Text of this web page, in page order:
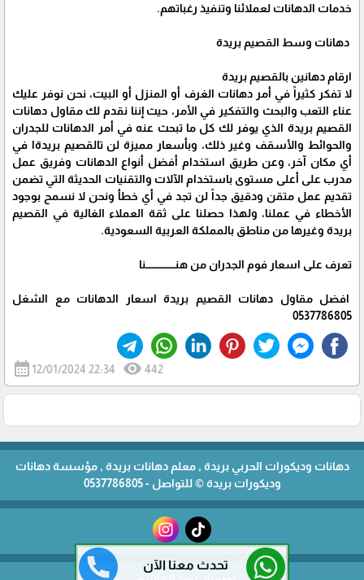
تحدث معنا الآن
خدمات الدهانات لعملائنا وتنفيذ رغباتهم.
دهانات وسط القصيم بريدة
ارقام دهانين بالقصيم بريدة
لا تفكر كثيراً في أمر دهانات الغرف أو المنزل أو البيت، نحن نوفر عليك
عناء التعب والبحث والتفكير في الأمر، حيث إننا نقدم لك مقاول دهانات
القصيم بريدة الذي يوفر لك كل ما تبحث عنه في أمر الدهانات للجدران
والحوائط والأسقف وغير ذلك، وبأسعار مميزة لن تالقصيم بريدةا في
أي مكان آخر، وعن طريق استخدام أفضل أنواع الدهانات وفريق عمل
مدرب على أعلى مستوى باستخدام الآلات والتقنيات الحديثة التي تضمن
تقديم عمل متقن ودقيق جداً لن تجد في أي خطأ ونحن لا نسمح بوجود
الأخطاء في عملنا، ولهذا حصلنا على ثقة العملاء الغالية في القصيم
بريدة وغيرها من مناطق بالمملكة العربية السعودية.
تعرف على اسعار فوم الجدران من هنــــــــــــــــــنا
افضل مقاول دهانات القصيم بريدة اسعار الدهانات مع الشغل
0537786805
calendar_month 12/01/2024 22:34 visibility 442
دهانات وديكورات الحربي بريدة , معلم دهانات بريدة , مؤسسة دهانات
وديكورات بريدة © للتواصل - 0537786805